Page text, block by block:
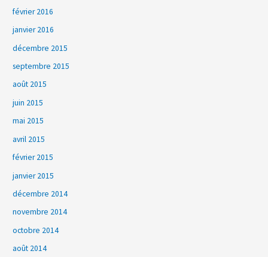
février 2016
janvier 2016
décembre 2015
septembre 2015
août 2015
juin 2015
mai 2015
avril 2015
février 2015
janvier 2015
décembre 2014
novembre 2014
octobre 2014
août 2014